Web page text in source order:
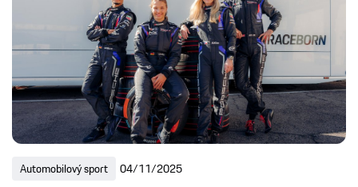
Automobilový sport 04/11/2025